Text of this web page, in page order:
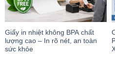
Giấy in nhiệt không BPA chất
lượng cao – In rõ nét, an toàn
sức khỏe